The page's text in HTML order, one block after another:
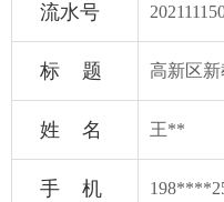
流水号
标 题 高新区
姓 名 王**
手 机